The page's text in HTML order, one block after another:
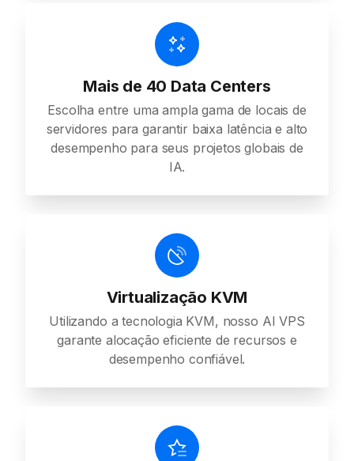
Mais de 40 Data Centers
Escolha entre uma ampla gama de locais de
servidores para garantir baixa latência e alto
desempenho para seus projetos globais de
IA.
Virtualização KVM
Utilizando a tecnologia KVM, nosso AI VPS
garante alocação eficiente de recursos e
desempenho confiável.